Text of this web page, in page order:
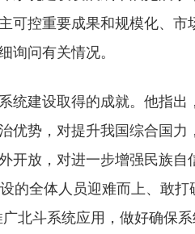
控重要成果和规模化、
问有关情况。
建设取得的成就。他指出
优势，对提升我国综合国
放，对进一步增强民族自
的全体人员迎难而上、敢
北斗系统应用，做好确保